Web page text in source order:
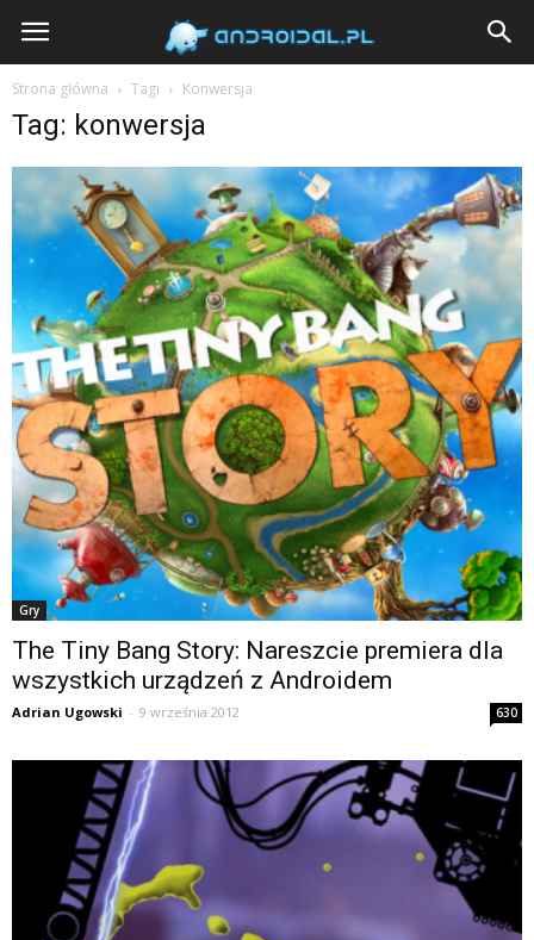
Androidal
Strona główna Tagi Konwersja
Tag: konwersja
Gry
The Tiny Bang Story: Nareszcie premiera dla
wszystkich urządzeń z Androidem
Adrian Ugowski - 9 września 2012 630